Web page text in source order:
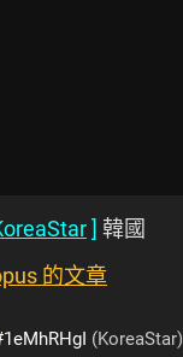
] 韓國
的文章
(KoreaStar)